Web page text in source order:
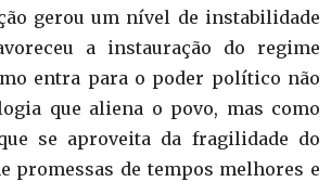
gerou um nível de instabilidade
a instauração do regime
entra para o poder político não
que aliena o povo, mas como
se aproveita da fragilidade do
promessas de tempos melhores e